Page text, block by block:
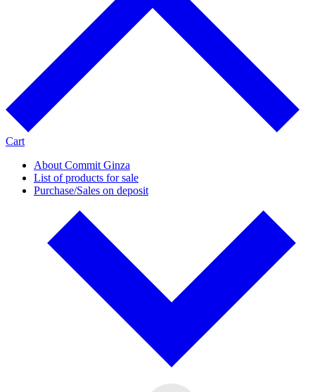
Cart
About Commit Ginza
List of products for sale
Purchase/Sales on deposit